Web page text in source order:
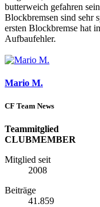
butterweich gefahren
Blockbremsen sind sehr
ersten Blockbremse hat
Aufbaufehler.
Mario M.
CF Team News
Teammitglied
CLUBMEMBER
Mitglied seit
2008
Beiträge
41.859